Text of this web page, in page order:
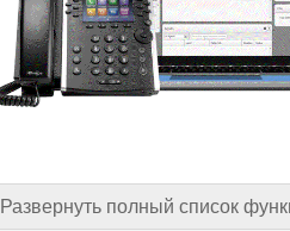
Развернуть полный список